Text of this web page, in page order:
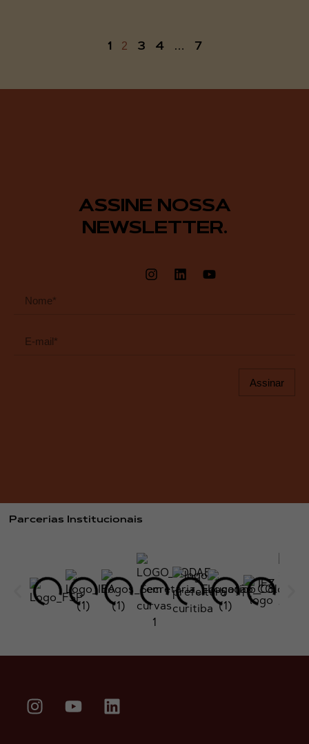
1 2 3 4 … 7
ASSINE NOSSA
NEWSLETTER.
Assinar
Parcerias Institucionais